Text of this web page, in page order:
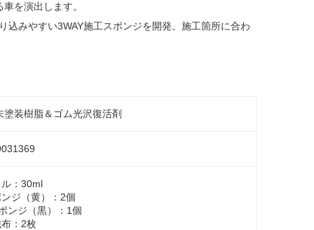
を演出します。
込みやすい3WAY施工スポンジを開発。施工箇所に合わ
塗装樹脂＆ゴム光沢復活剤
：30ml
ジ（黄）：2個
ンジ（黒）：1個
：2枚